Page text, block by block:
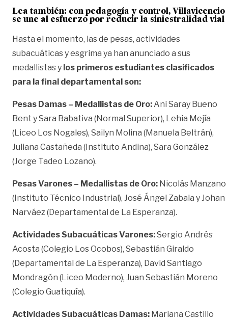
Lea también: con pedagogía y control, Villavicencio
se une al esfuerzo por reducir la siniestralidad vial
Hasta el momento, las de pesas, actividades
subacuáticas y esgrima ya han anunciado a sus
medallistas y los primeros estudiantes clasificados
para la final departamental son:
Pesas Damas – Medallistas de Oro:Ani Saray Bueno
Bent y Sara Babativa (Normal Superior), Lehia Mejía
(Liceo Los Nogales), Sailyn Molina (Manuela Beltrán),
Juliana Castañeda (Instituto Andina), Sara González
(Jorge Tadeo Lozano).
Pesas Varones – Medallistas de Oro: Nicolás Manzano
(Instituto Técnico Industrial), José Ángel Zabala y Johan
Narváez (Departamental de La Esperanza).
Actividades Subacuáticas Varones:Sergio Andrés
Acosta (Colegio Los Ocobos), Sebastián Giraldo
(Departamental de La Esperanza), David Santiago
Mondragón (Liceo Moderno), Juan Sebastián Moreno
(Colegio Guatiquía).
Actividades Subacuáticas Damas: Mariana Castillo